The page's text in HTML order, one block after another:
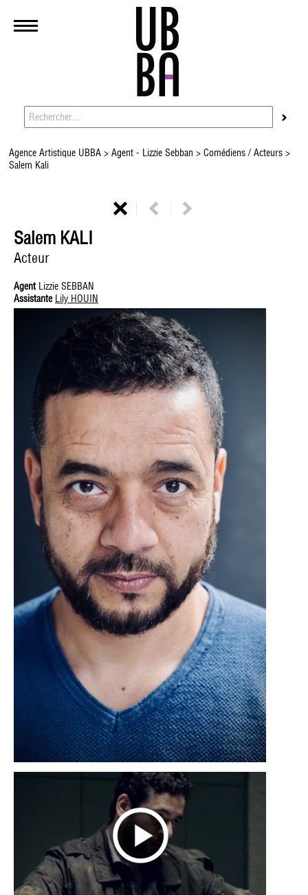
Agence Artistique UBBA>Agent - Lizzie Sebban > Comédiens / Acteurs>
Salem Kali
Salem KALI
Acteur
Agent Lizzie SEBBAN
Assistante Lily HOUIN